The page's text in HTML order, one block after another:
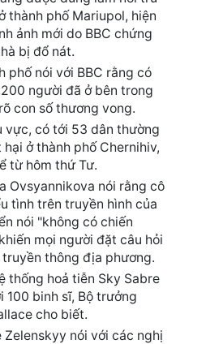
thành phố Mariupol, hiện
ảnh mới do BBC chứng
bị đổ nát.
phố nói với BBC rằng có
người đã ở bên trong
con số thương vong.
vực, có tới 53 dân thường
ở thành phố Chernihiv,
từ hôm thứ Tư.
Ovsyannikova nói rằng cô
tình trên truyền hình của
nói "không có chiến
mọi người đặt câu hỏi
thông địa phương.
thống hoả tiễn Sky Sabre
100 binh sĩ, Bộ trưởng
cho biết.
nói với các nghị